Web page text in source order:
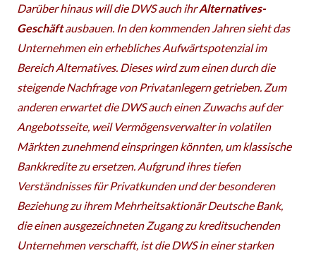
Darüber hinaus will die DWS auch ihrAlternatives-
Geschäftausbauen. In den kommenden Jahren sieht das
Unternehmen ein erhebliches Aufwärtspotenzial im
Bereich Alternatives. Dieses wird zum einen durch die
steigende Nachfrage von Privatanlegern getrieben. Zum
anderen erwartet die DWS auch einen Zuwachs auf der
Angebotsseite, weil Vermögensverwalter in volatilen
Märkten zunehmend einspringen könnten, um klassische
Bankkredite zu ersetzen. Aufgrund ihres tiefen
Verständnisses für Privatkunden und der besonderen
Beziehung zu ihrem Mehrheitsaktionär Deutsche Bank,
die einen ausgezeichneten Zugang zu kreditsuchenden
Unternehmen verschafft, ist die DWS in einer starken